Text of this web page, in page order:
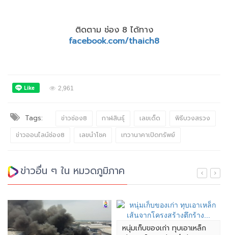
ติดตาม ช่อง 8 ได้ทาง
facebook.com/thaich8
2,961
Tags: ข่าวช่อง8 กาฬสินธุ์ เลขเด็ด
พิธีบวงสรวง
ข่าวออนไลน์ช่อง8
เลขนำโชค เทวานาคาเปิดทรัพย์
ข่าวอื่น ๆ ใน หมวดภูมิภาค
หนุ่มเก็บของเก่า ทุบเอาเหล็ก